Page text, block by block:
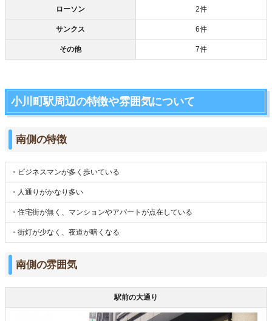
ローソン 2件
サンクス 6件
その他 7件
小川町駅周辺の特徴や雰囲気について
南側の特徴
・ビジネスマンが多く歩いている
・人通りがかなり多い
・住宅街が無く、マンションやアパートが点在している
・街灯が少なく、夜道が暗くなる
南側の雰囲気
駅前の大通り